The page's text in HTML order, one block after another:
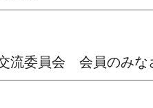
流委員会　会員のみな